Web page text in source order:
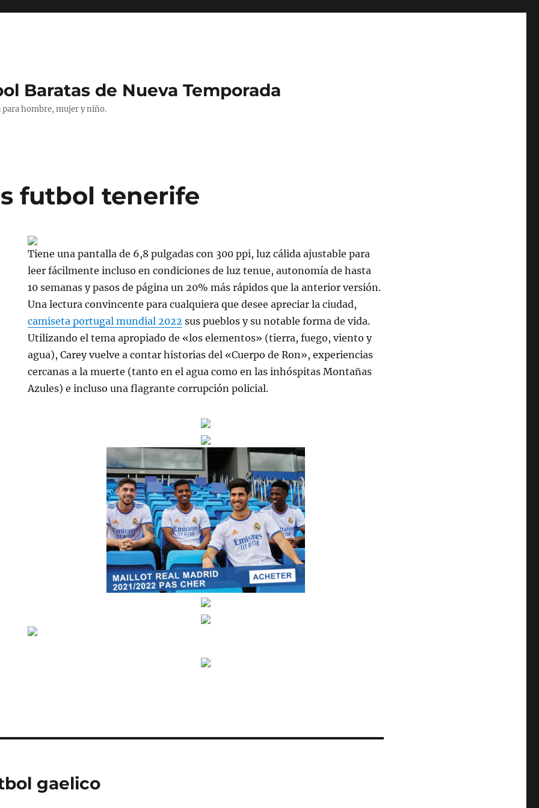
Baratas de Nueva Temporada
para hombre, mujer y niño.
futbol tenerife
Tiene una pantalla de 6,8 pulgadas con 300 ppi, luz cálida ajustable para
leer fácilmente incluso en condiciones de luz tenue, autonomía de hasta
10 semanas y pasos de página un 20% más rápidos que la anterior versión.
Una lectura convincente para cualquiera que desee apreciar la ciudad,
camiseta portugal mundial 2022 sus pueblos y su notable forma de vida.
Utilizando el tema apropiado de «los elementos» (tierra, fuego, viento y
agua), Carey vuelve a contar historias del «Cuerpo de Ron», experiencias
cercanas a la muerte (tanto en el agua como en las inhóspitas Montañas
Azules) e incluso una flagrante corrupción policial.
gaelico